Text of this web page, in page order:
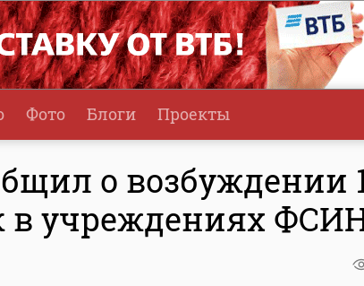
Фото Блоги Проекты
о возбуждении
в учреждениях